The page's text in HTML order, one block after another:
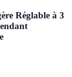
Réglable à 3